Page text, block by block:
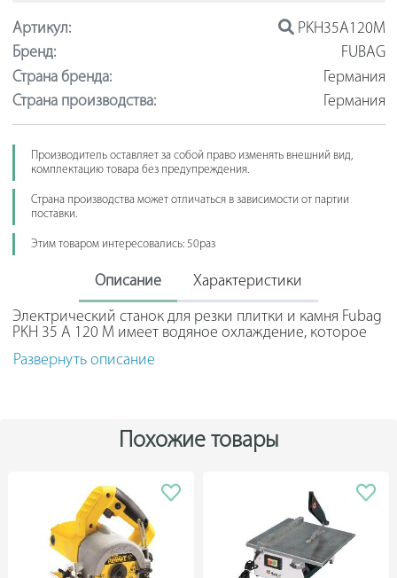
Артикул:
PKH35A120M
Бренд:
FUBAG
Страна бренда:
Германия
Страна производства:
Германия
Производитель оставляет за собой право изменять внешний вид,
комплектацию товара без предупреждения.
Страна производства может отличаться в зависимости от партии
поставки.
Этим товаром интересовались: 50раз
Описание Характеристики
Электрический станок для резки плитки и камня Fubag
PKH 35 A 120 M имеет водяное охлаждение, которое
обеспечивает непрерывную работу без перегрева.
Двигатель защищен от самопроизвольного пуска. Стол
Развернуть описание
Похожие товары